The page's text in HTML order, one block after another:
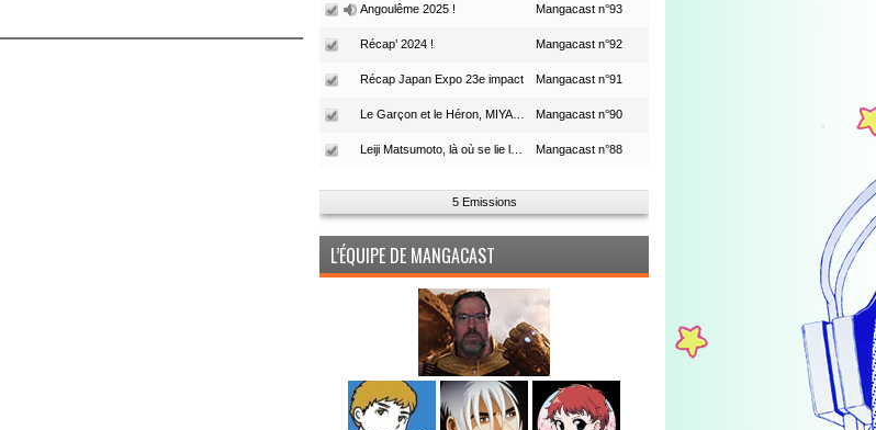
Angoulême 2025 ! Mangacast n°93
Récap’ 2024 ! Mangacast n°92
Récap Japan Expo 23e impact Mangacast n°91
Mangacast n°90
Mangacast n°88
5 Emissions
L’ÉQUIPE DE MANGACAST